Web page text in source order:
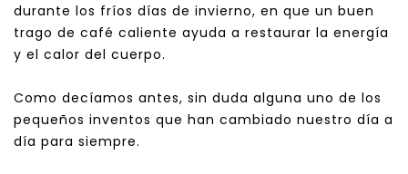
durante los fríos días de invierno, en que un buen
trago de café caliente ayuda a restaurar la energía
y el calor del cuerpo.
Como decíamos antes, sin duda alguna uno de los
pequeños inventos que han cambiado nuestro día a
día para siempre.